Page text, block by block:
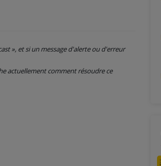
», et si un message d'alerte ou d'erreur
actuellement comment résoudre ce